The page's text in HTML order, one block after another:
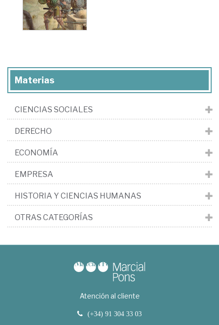
Materias
CIENCIAS SOCIALES
DERECHO
ECONOMÍA
EMPRESA
HISTORIA Y CIENCIAS HUMANAS
OTRAS CATEGORÍAS
Atención al cliente
(+34) 91 304 33 03